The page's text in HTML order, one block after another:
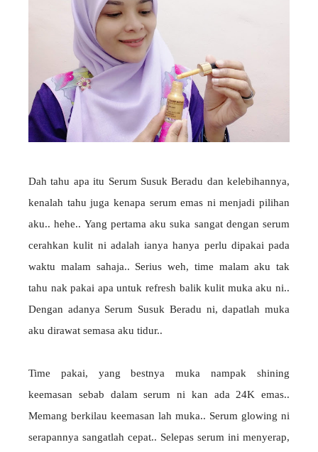
Dah tahu apa itu Serum Susuk Beradu dan kelebihannya,
kenalah tahu juga kenapa serum emas ni menjadi pilihan
aku.. hehe.. Yang pertama aku suka sangat dengan serum
cerahkan kulit ni adalah ianya hanya perlu dipakai pada
waktu malam sahaja.. Serius weh, time malam aku tak
tahu nak pakai apa untuk refresh balik kulit muka aku ni..
Dengan adanya Serum Susuk Beradu ni, dapatlah muka
aku dirawat semasa aku tidur..
Time pakai, yang bestnya muka nampak shining
keemasan sebab dalam serum ni kan ada 24K emas..
Memang berkilau keemasan lah muka.. Serum glowing ni
serapannya sangatlah cepat.. Selepas serum ini menyerap,